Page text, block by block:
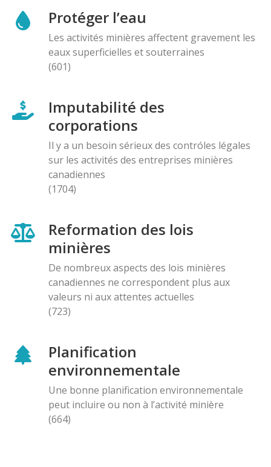
Protéger l’eau
Les activités minières affectent gravement les
eaux superficielles et souterraines
(601)
Imputabilité des
corporations
Il y a un besoin sérieux des contróles légales
sur les activités des entreprises minières
canadiennes
(1704)
Reformation des lois
minières
De nombreux aspects des lois minières
canadiennes ne correspondent plus aux
valeurs ni aux attentes actuelles
(723)
Planification
environnementale
Une bonne planification environnementale
peut incluire ou non à l’activité minière
(664)